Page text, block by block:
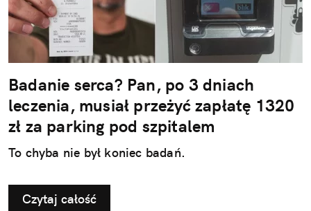
Badanie serca? Pan, po 3 dniach
leczenia, musiał przeżyć zapłatę 1320
zł za parking pod szpitalem
To chyba nie był koniec badań.
Czytaj całość